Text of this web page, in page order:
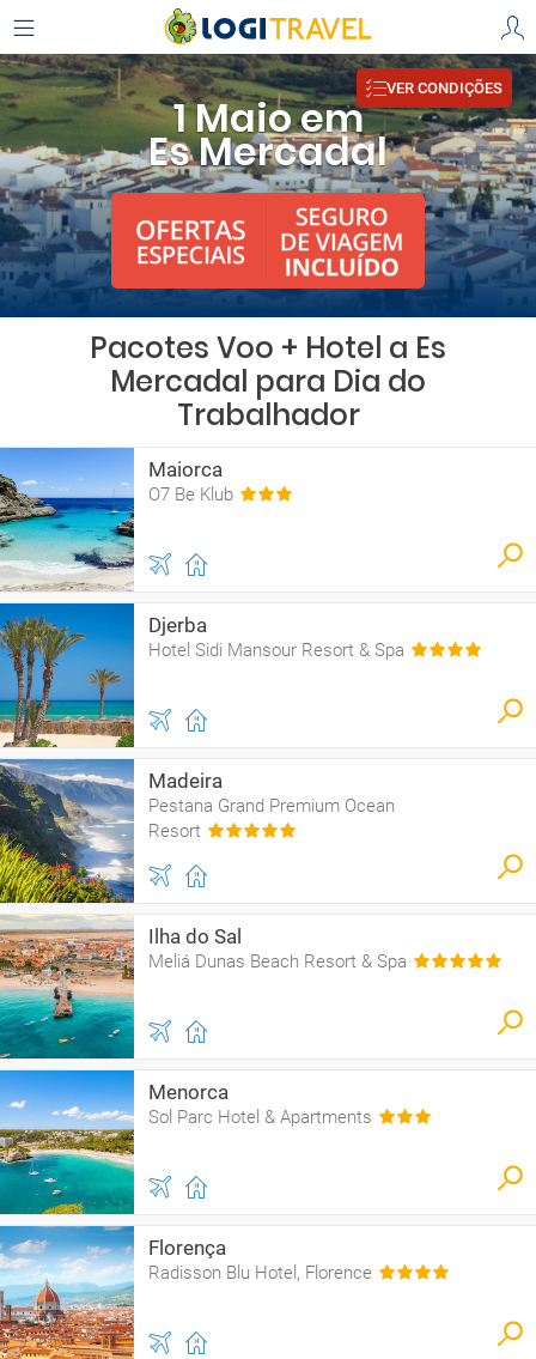
1 Maio em
Es Mercadal
VER CONDIÇÕES
Pacotes Voo + Hotel a Es
Mercadal para Dia do
Trabalhador
Maiorca
O7 Be Klub
Djerba
Hotel Sidi Mansour Resort & Spa
Madeira
Pestana Grand Premium Ocean
Resort
Ilha do Sal
Meliá Dunas Beach Resort & Spa
Menorca
Sol Parc Hotel & Apartments
Florença
Radisson Blu Hotel, Florence